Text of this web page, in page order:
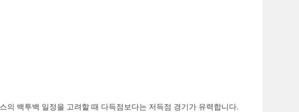
백투백 일정을 고려할 때 다득점보다는 저득점 경기가 유력합니다.